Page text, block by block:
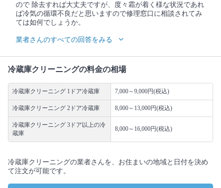
ので 除去すれば大丈夫ですが、度々霜が着く様な状況であれ
ば冷気の循環不良だと思いますので修理窓口に相談されてみ
ては如何でしょうか。
業者さんのすべての回答をみる
冷蔵庫クリーニングの料金の相場
冷蔵庫クリーニング 1ドア冷蔵庫 7,000～9,000円(税込)
冷蔵庫クリーニング 2ドア冷蔵庫 8,000～13,000円(税込)
冷蔵庫クリーニング 3ドア以上の冷
蔵庫
8,000～16,000円(税込)
冷蔵庫クリーニングの業者さんを、お住まいの地域と日付を決め
て注文が可能です。